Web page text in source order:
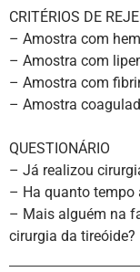
CRITÉRIOS DE
– Amostra com
– Amostra com
– Amostra com
– Amostra
QUESTIONÁRIO
– Já realizou
– Ha quanto tempo
– Mais alguém na
cirurgia da tireóide?